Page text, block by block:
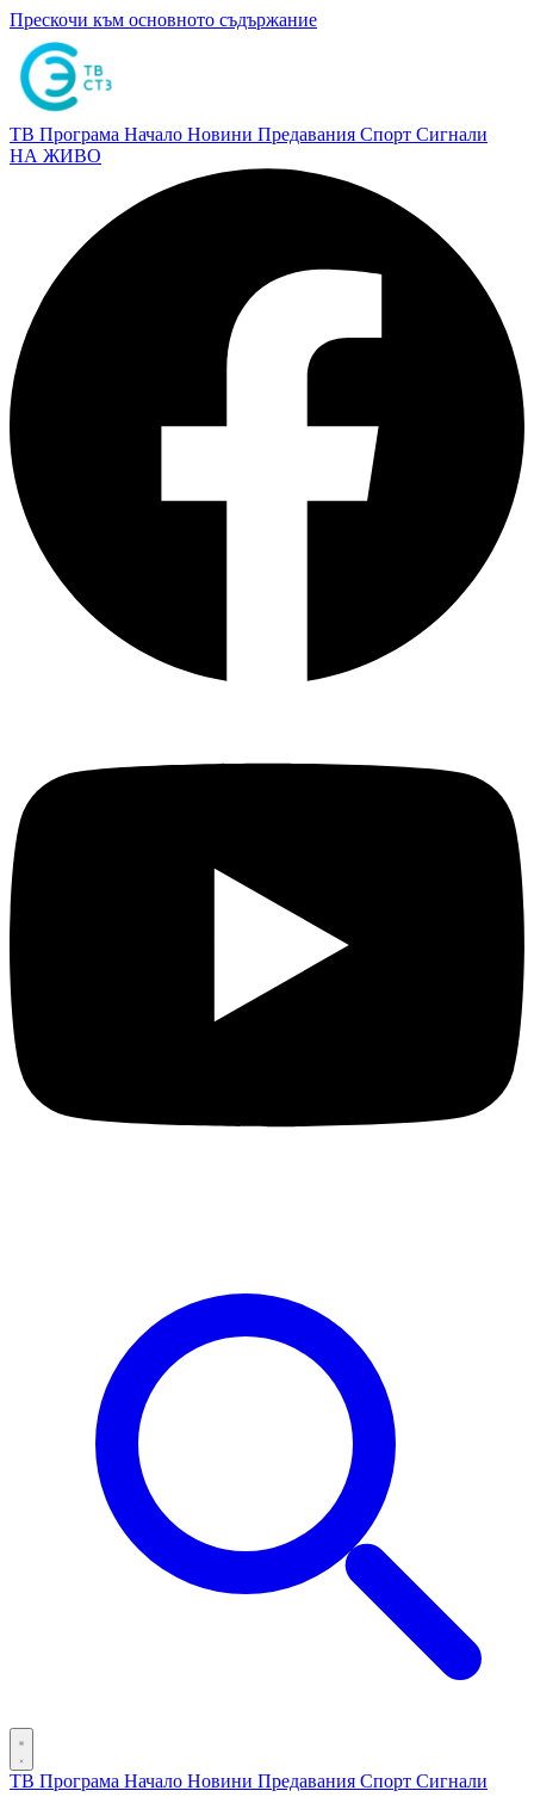
Прескочи към основното съдържание
ТВ Програма Начало Новини Предавания Спорт Сигнали
НА ЖИВО
ТВ Програма Начало Новини Предавания Спорт Сигнали